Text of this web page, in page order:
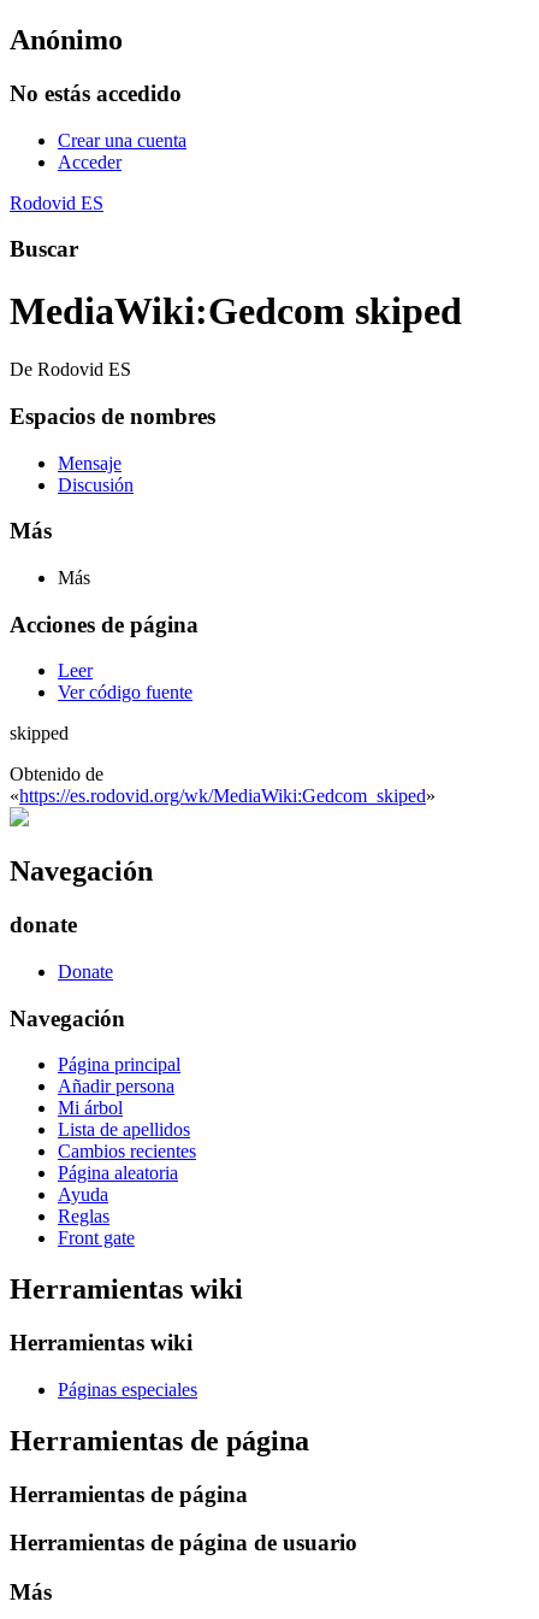
Anónimo
No estás accedido
Crear una cuenta
Acceder
Rodovid ES
Buscar
MediaWiki:Gedcom skiped
De Rodovid ES
Espacios de nombres
Mensaje
Discusión
Más
Más
Acciones de página
Leer
Ver código fuente
skipped
Obtenido de
«https://es.rodovid.org/wk/MediaWiki:Gedcom_skiped»
Navegación
donate
Donate
Navegación
Página principal
Añadir persona
Mi árbol
Lista de apellidos
Cambios recientes
Página aleatoria
Ayuda
Reglas
Front gate
Herramientas wiki
Herramientas wiki
Páginas especiales
Herramientas de página
Herramientas de página
Herramientas de página de usuario
Más